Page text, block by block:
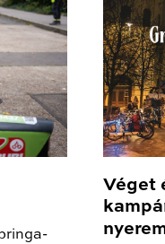
Véget